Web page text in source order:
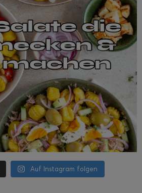
Auf Instagram folgen